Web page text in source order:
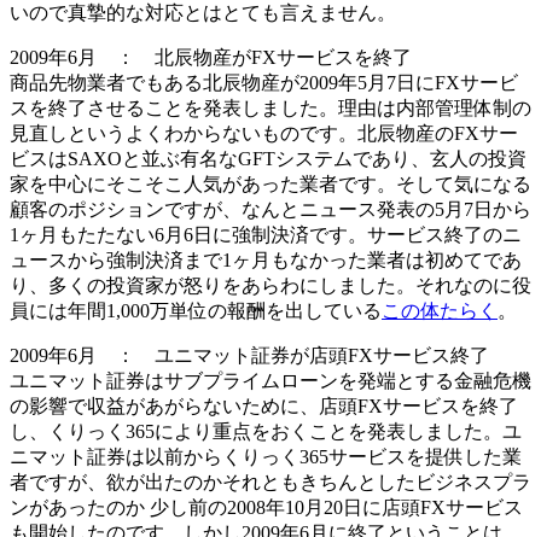
いので真摯的な対応とはとても言えません。
2009年6月 ： 北辰物産がFXサービスを終了
商品先物業者でもある北辰物産が2009年5月7日にFXサービ
スを終了させることを発表しました。理由は内部管理体制の
見直しというよくわからないものです。北辰物産のFXサー
ビスはSAXOと並ぶ有名なGFTシステムであり、玄人の投資
家を中心にそこそこ人気があった業者です。そして気になる
顧客のポジションですが、なんとニュース発表の5月7日から
1ヶ月もたたない6月6日に強制決済です。サービス終了のニ
ュースから強制決済まで1ヶ月もなかった業者は初めてであ
り、多くの投資家が怒りをあらわにしました。それなのに役
員には年間1,000万単位の報酬を出している この体たらく 。
2009年6月 ： ユニマット証券が店頭FXサービス終了
ユニマット証券はサブプライムローンを発端とする金融危機
の影響で収益があがらないために、店頭FXサービスを終了
し、くりっく365により重点をおくことを発表しました。ユ
ニマット証券は以前からくりっく365サービスを提供した業
者ですが、欲が出たのかそれともきちんとしたビジネスプラ
ンがあったのか 少し前の2008年10月20日に店頭FXサービス
も開始したのです。しかし2009年6月に終了ということは、